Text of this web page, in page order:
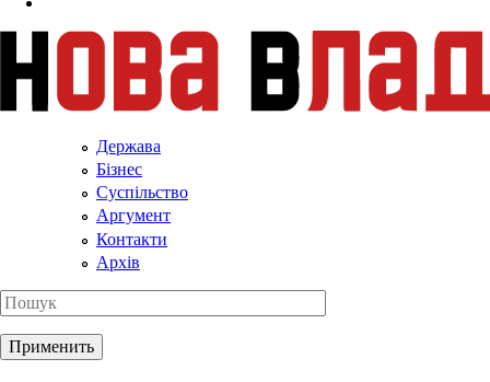
Держава
Бізнес
Суспільство
Аргумент
Контакти
Архів